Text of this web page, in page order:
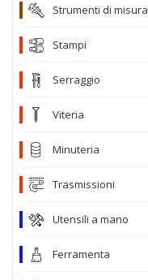
Strumenti di misura
Stampi
Serraggio
Viteria
Minuteria
Trasmissioni
Utensili a mano
Ferramenta